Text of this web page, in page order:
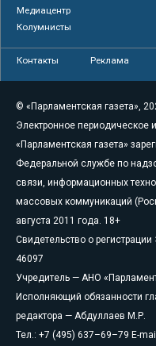
Медиацентр
Колумнисты
Контакты Реклама
© «Парламентская газета»,
Электронное периодическое
«Парламентская газета»
Федеральной службе по
связи, информационных
массовых коммуникаций
августа 2011 года. 18+
Свидетельство о
46097
Учредитель — АНО
Исполняющий обязанности
редактора — Абдуллаев М.Р.
Тел.: +7 (495) 637–69–79 E-